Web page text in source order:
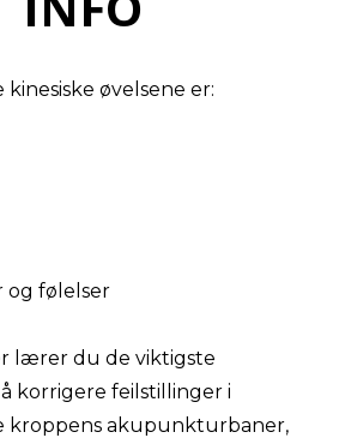
kinesiske øvelsene er:
og følelser
lærer du de viktigste
korrigere feilstillinger i
kroppens akupunkturbaner,